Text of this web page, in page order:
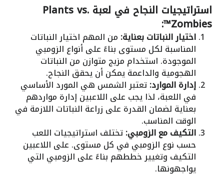
استراتيجيات النجاح في لعبة Plants vs.
Zombies™:
اختيار النباتات بعناية: من المهم اختيار النباتات
المناسبة لكل مستوى بناءً على أنواع الزومبي
الموجودة. استخدام مزيج متوازن من النباتات
الهجومية والداعمة يمكن أن يحقق النجاح.
إدارة الموارد:تعتبر الشمس هي المورد الأساسي
في اللعبة، لذا يجب على اللاعبين إدارة مواردهم
بعناية لضمان القدرة على زراعة النباتات اللازمة في
الوقت المناسب.
التكيف مع الزومبي:تختلف استراتيجيات اللعب
حسب نوع الزومبي في كل مستوى. على اللاعبين
التكيف وتغيير خططهم بناءً على الزومبي التي
يواجهونها.